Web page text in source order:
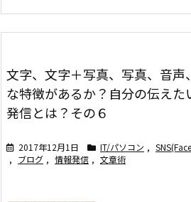
文字、文字＋写真、写真、音声
な特徴があるか？自分の伝え
発信とは？その６
2017年12月1日 IT/パソコン ,
, ブログ , 情報発信 , 文章術